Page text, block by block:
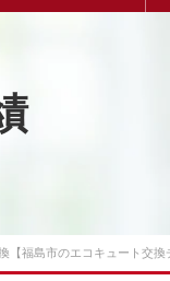
【福島市のエコキュート交換